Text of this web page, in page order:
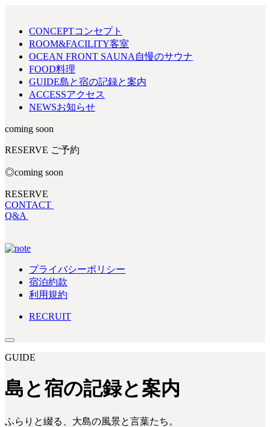
CONCEPTコンセプト
ROOM&FACILITY客室
OCEAN FRONT SAUNA 自慢のサウナ
FOOD料理
GUIDE島と宿の記録と案内
ACCESSアクセス
NEWSお知らせ
coming soon
RESERVE ご予約
◎coming soon
RESERVE
CONTACT
Q&A
プライバシーポリシー
宿泊約款
利用規約
RECRUIT
GUIDE
島と宿の記録と案内
ふらりと綴る、大島の風景と言葉たち。